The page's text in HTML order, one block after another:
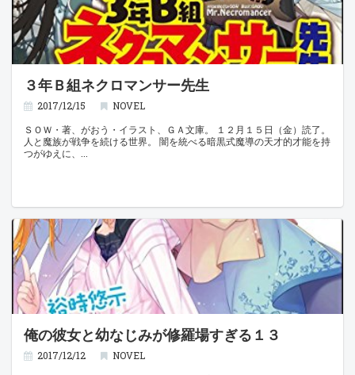
３年Ｂ組ネクロマンサー先生
2017/12/15
NOVEL
ＳＯＷ・著、がおう・イラスト、ＧＡ文庫。 １２月１５日（金）読了。
人と魔族が戦争を続ける世界。 闇を統べる暗黒式魔導の天才的才能を持
つがゆえに、
俺の彼女と幼なじみが修羅場すぎる１３
2017/12/12
NOVEL